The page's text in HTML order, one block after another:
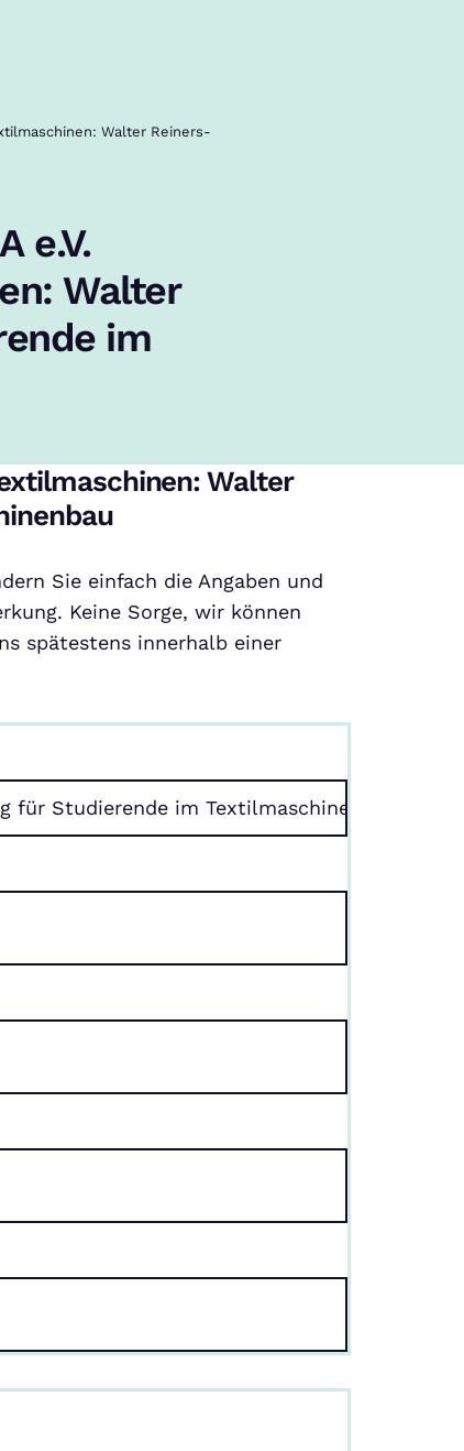
Walter Reiners-
e.V.
Walter
im
Walter
Sie einfach die Angaben und
Keine Sorge, wir können
spätestens innerhalb einer